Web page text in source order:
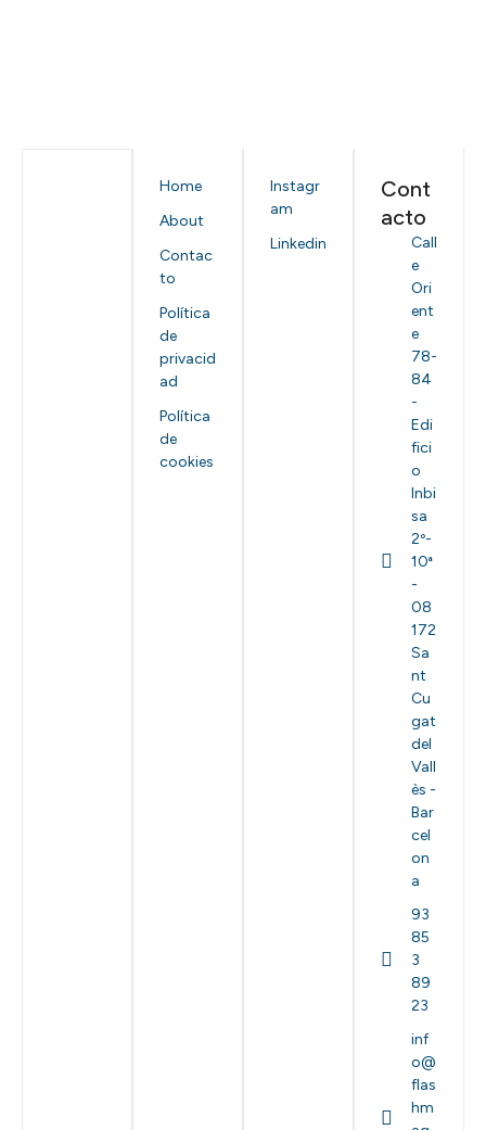
Home
About
Contac
to
Política
de
privacid
ad
Política
de
cookies
Instagr
am
Linkedin
Cont
acto
Call
e
Ori
ent
e
78-
84
-
Edi
fici
o
Inbi
sa
2º-
10ª
-
08
172
Sa
nt
Cu
gat
del
Vall
ès -
Bar
cel
on
a
93
85
3
89
23
inf
o@
flas
hm